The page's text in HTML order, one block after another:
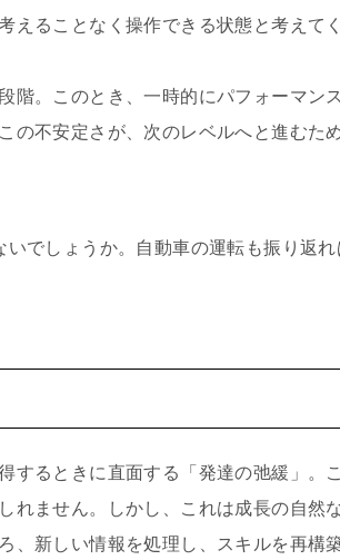
えることなく操作できる状態と考えて
。このとき、一時的にパフォーマン
の不安定さが、次のレベルへと進むた
でしょうか。自動車の運転も振り返
するときに直面する「発達の弛緩」。
ません。しかし、これは成長の自然
、新しい情報を処理し、スキルを再構